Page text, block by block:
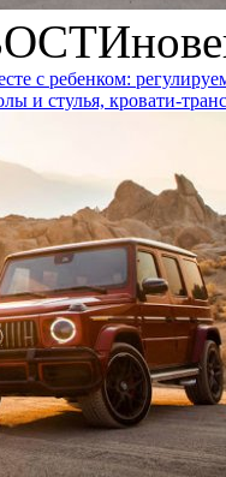
и стулья, кровати-